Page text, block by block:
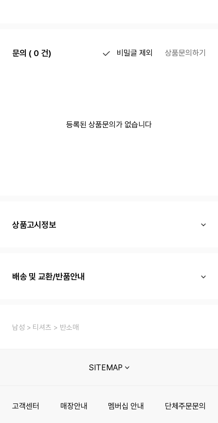
문의 ( 0 건) 비밀글 제외 상품문의하기
등록된 상품문의가 없습니다
상품고시정보
배송 및 교환/반품안내
남성 티셔츠 반소매
SITEMAP
고객센터 매장안내 멤버십 안내 단체주문문의